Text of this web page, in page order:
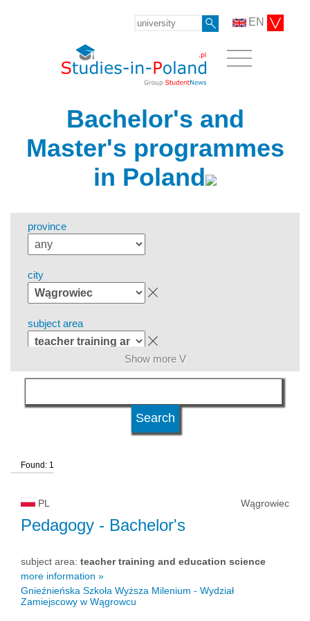
EN
Bachelor's and
Master's programmes
in Poland
province
city
subject area
language
kind of studies
university type
university status
Show more V
Found: 1
PL Wągrowiec
Pedagogy - Bachelor's
subject area: teacher training and education science
more information »
Gnieźnieńska Szkoła Wyższa Milenium - Wydział
Zamiejscowy w Wągrowcu